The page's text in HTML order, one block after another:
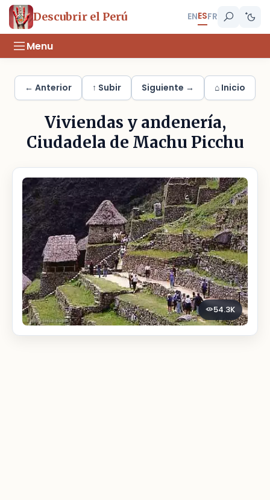
Descubrir el Perú ENESFR
Menu
← Anterior ↑ Subir Siguiente → ⌂ Inicio
Viviendas y andenería,
Ciudadela de Machu Picchu
54.3K